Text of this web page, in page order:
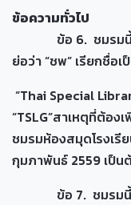
ข้อความทั่วไป
ข้อ 6. ชมรมนี้ชื่อ
ย่อว่า “ชพ” เรียกชื่อ
“Thai Special
“TSLG”สาเหตุที่ต้อ
ชมรมห้องสมุดโรงเรี
กุมภาพันธ์ 2559 เป็น
ข้อ 7. ชมรมนี้เป็